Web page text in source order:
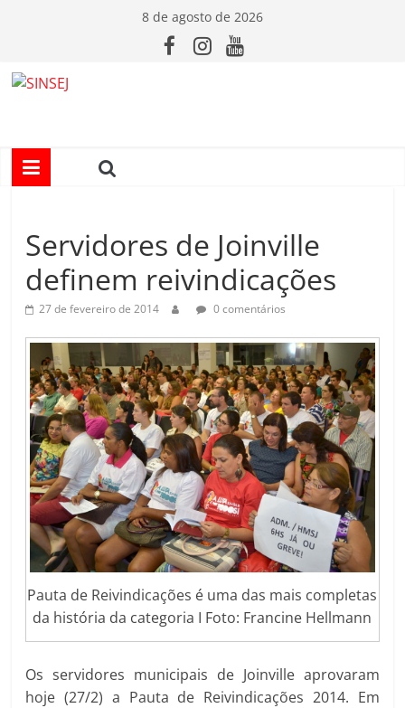
conteúdo
8 de agosto de 2026
I
S
E
Servidores de Joinville
definem reivindicações
27 de fevereiro de 2014 0 comentários
Pauta de Reivindicações é uma das mais completas
da história da categoria I Foto: Francine Hellmann
Os servidores municipais de Joinville aprovaram
hoje (27/2) a Pauta de Reivindicações 2014. Em